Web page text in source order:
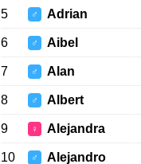
5 ♂ Adrian
6 ♂ Aibel
7 ♂ Alan
8 ♂ Albert
9 ♀ Alejandra
10 ♂ Alejandro